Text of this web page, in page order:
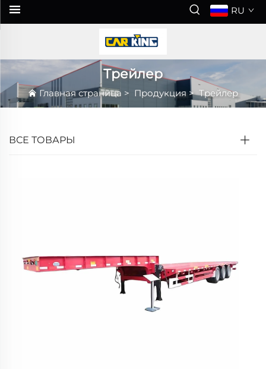
RU
Трейлер
Главная страница > Продукция>Трейлер
ВСЕ ТОВАРЫ